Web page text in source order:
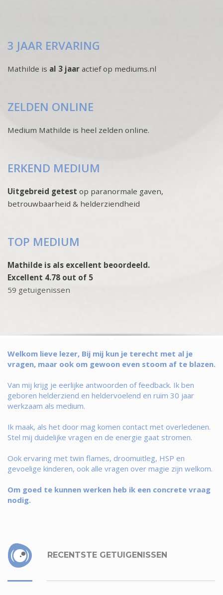
3 JAAR ERVARING
Mathilde is al 3 jaar actief op mediums.nl
ZELDEN ONLINE
Medium Mathilde is heel zelden online.
ERKEND MEDIUM
Uitgebreid getest op paranormale gaven,
betrouwbaarheid & helderziendheid
TOP MEDIUM
Mathilde is als excellent beoordeeld.
Excellent 4.78 out of 5
59 getuigenissen
Welkom lieve lezer, Bij mij kun je terecht met al je
vragen, maar ook om gewoon even stoom af te blazen.
Van mij krijg je eerlijke antwoorden of feedback. Ik ben
geboren helderziend en heldervoelend en ruim 30 jaar
werkzaam als medium.
Ik maak, als het door mag komen contact met overledenen.
Stel mij duidelijke vragen en de energie gaat stromen.
Ook ervaring met twin flames, droomuitleg, HSP en
gevoelige kinderen, ook alle vragen over magie zijn welkom.
Om goed te kunnen werken heb ik een concrete vraag
nodig.
RECENTSTE GETUIGENISSEN